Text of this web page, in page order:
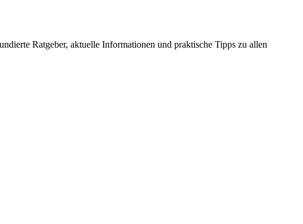
Ratgeber, aktuelle Informationen und praktische Tipps zu allen